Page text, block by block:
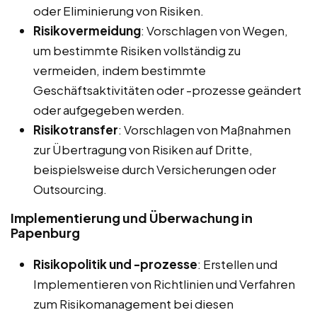
oder Eliminierung von Risiken.
Risikovermeidung: Vorschlagen von Wegen,
um bestimmte Risiken vollständig zu
vermeiden, indem bestimmte
Geschäftsaktivitäten oder -prozesse geändert
oder aufgegeben werden.
Risikotransfer: Vorschlagen von Maßnahmen
zur Übertragung von Risiken auf Dritte,
beispielsweise durch Versicherungen oder
Outsourcing.
Implementierung und Überwachung in
Papenburg
Risikopolitik und -prozesse: Erstellen und
Implementieren von Richtlinien und Verfahren
zum Risikomanagement bei diesen